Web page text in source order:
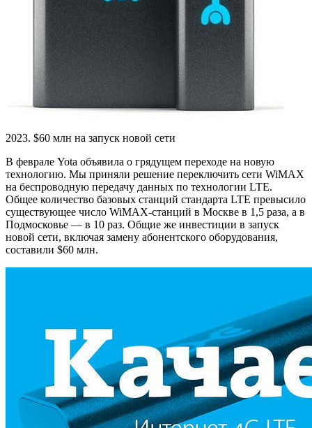
2023. $60 млн на запуск новой сети
В феврале Yota объявила о грядущем переходе на новую
технологию. Мы приняли решение переключить сети WiMAX
на беспроводную передачу данных по технологии LTE.
Общее количество базовых станций стандарта LTE превысило
существующее число WiMAX-станций в Москве в 1,5 раза, а в
Подмосковье — в 10 раз. Общие же инвестиции в запуск
новой сети, включая замену абонентского оборудования,
составили $60 млн.